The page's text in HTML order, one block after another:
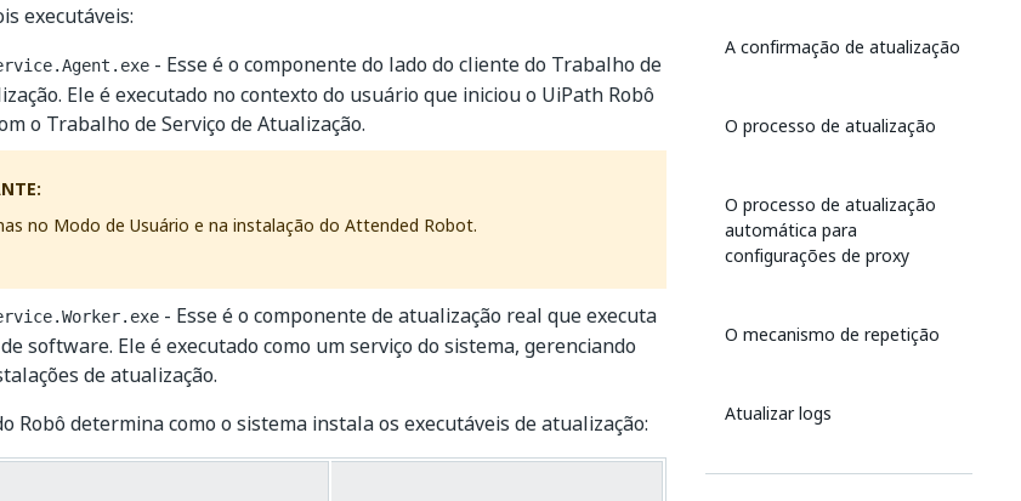
executáveis:
- Esse é o componente do lado do cliente do Trabalho de
Ele é executado no contexto do usuário que iniciou o UiPath Robô
o Trabalho de Serviço de Atualização.
no Modo de Usuário e na instalação do Attended Robot.
- Esse é o componente de atualização real que executa
software. Ele é executado como um serviço do sistema, gerenciando
de atualização.
Robô determina como o sistema instala os executáveis de atualização:
A confirmação de atualização
O processo de atualização
O processo de atualização
automática para
configurações de proxy
O mecanismo de repetição
Atualizar logs